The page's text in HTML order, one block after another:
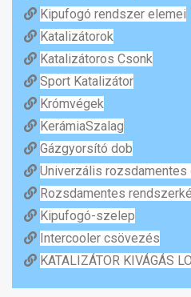
Kipufogó rendszer elemei
Katalizátorok
Katalizátoros Csonk
Sport Katalizátor
Krómvégek
KerámiaSzalag
Gázgyorsító dob
Univerzális rozsdamentes
Rozsdamentes
Kipufogó-szelep
Intercooler csövezés
KATALIZÁTOR KIVÁGÁS